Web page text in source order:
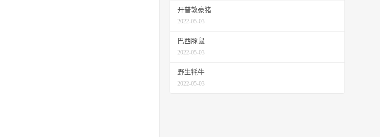
开普敦豪猪
2022-05-03
巴西豚鼠
2022-05-03
野生牦牛
2022-05-03